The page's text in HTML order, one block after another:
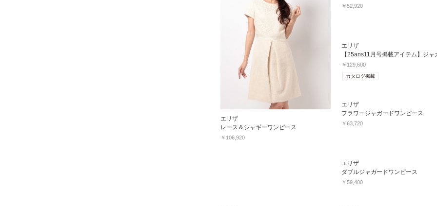
エリザ
レース＆シャギーワンピース
￥106,920
￥52,920
エリザ
￥129,600
カタログ掲載
エリザ
フラワージャガードワンピース
￥63,720
エリザ
ダブルジャガードワンピース
￥59,400